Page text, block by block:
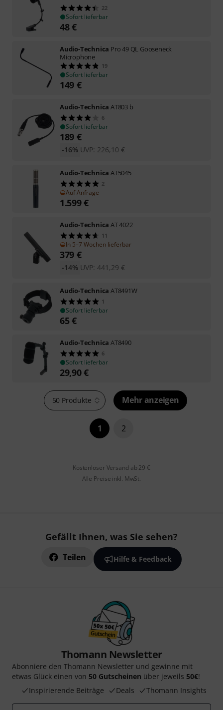
22
Sofort lieferbar
48€
Audio-Technica Pro 49 QL Gooseneck
Microphone
19
Sofort lieferbar
149 €
Audio-Technica AT803 b
6
Sofort lieferbar
189 €
UVP: 226,10 €
-16%
Audio-Technica AT5045
2
Auf Anfrage
1.599€
Audio-Technica AT 4022
11
In 5–7 Wochen lieferbar
379 €
UVP: 441,29 €
-14%
Audio-Technica AT8491W
1
Sofort lieferbar
65€
Audio-Technica AT8490
6
Sofort lieferbar
29,90€
50 Produkte Mehr anzeigen
1 2
Kostenloser Versand ab 29 €
Alle Preise inkl. MwSt.
Gefällt Ihnen, was Sie sehen?
Teilen Hilfe & Feedback
Thomann Newsletter
Abonniere den Thomann Newsletter und gewinne mit
etwas Glück einen von 50 Gutscheinen über jeweils 50€!
Inspirierende Beiträge
Deals Thomann Insights